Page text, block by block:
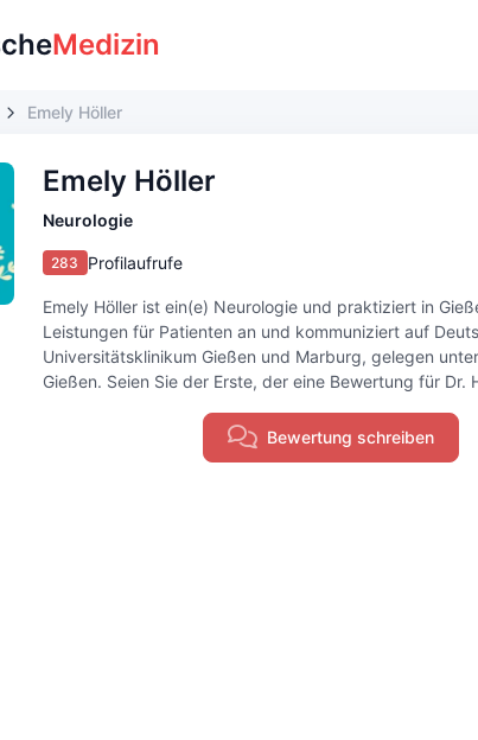
Medizin
Emely Höller
Emely Höller
Neurologie
283 Profilaufrufe
Emely Höller ist ein(e) Neurologie und praktiziert in
Leistungen für Patienten an und kommuniziert auf
Universitätsklinikum Gießen und Marburg, gelegen
Gießen. Seien Sie der Erste, der eine Bewertung für Dr.
Bewertung schreiben